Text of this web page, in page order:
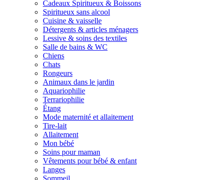
Cadeaux Spiritueux & Boissons
Spiritueux sans alcool
Cuisine & vaisselle
Détergents & articles ménagers
Lessive & soins des textiles
Salle de bains & WC
Chiens
Chats
Rongeurs
Animaux dans le jardin
Aquariophilie
Terrariophilie
Étang
Mode maternité et allaitement
Tire-lait
Allaitement
Mon bébé
Soins pour maman
Vêtements pour bébé & enfant
Langes
Sommeil